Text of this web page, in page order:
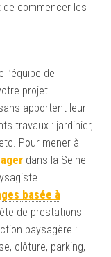
commencer les
l’équipe de
projet
apportent leur
travaux : jardinier,
Pour mener à
dans la Seine-
basée à
de prestations
paysagère :
clôture, parking,